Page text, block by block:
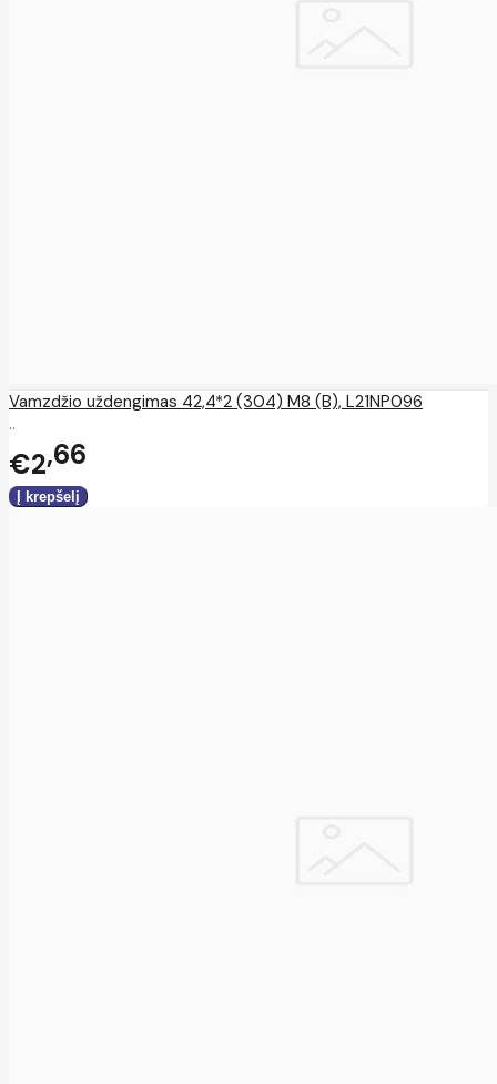
Vamzdžio uždengimas 42,4*2 (304) M8 (B), L21NP096
..
€2 66